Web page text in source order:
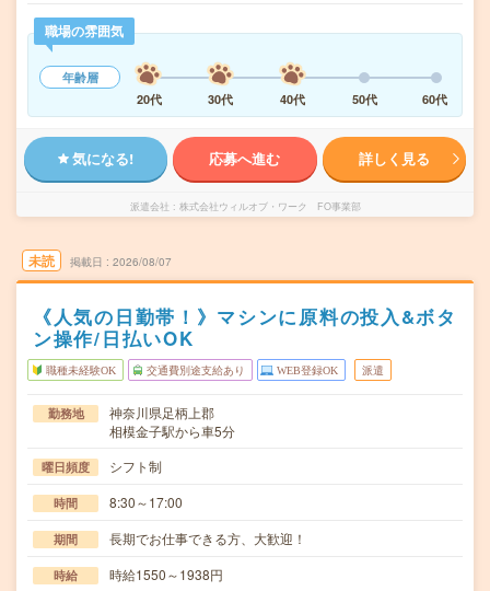
職場の雰囲気
年齢層
20代
30代 40代 50代 60代
気になる! 応募へ進む 詳しく見る
派遣会社 株式会社ウィルオブ・ワーク FO事業部
未読 掲載日 2026/08/07
《人気の日勤帯！》マシンに原料の投入&ボタ
ン操作/日払いOK
職種未経験OK 交通費別途支給あり WEB登録OK 派遣
勤務地
神奈川県足柄上郡
相模金子駅から車5分
曜日頻度 シフト制
時間 8:30～17:00
期間 長期でお仕事できる方、大歓迎！
時給 時給1550～1938円